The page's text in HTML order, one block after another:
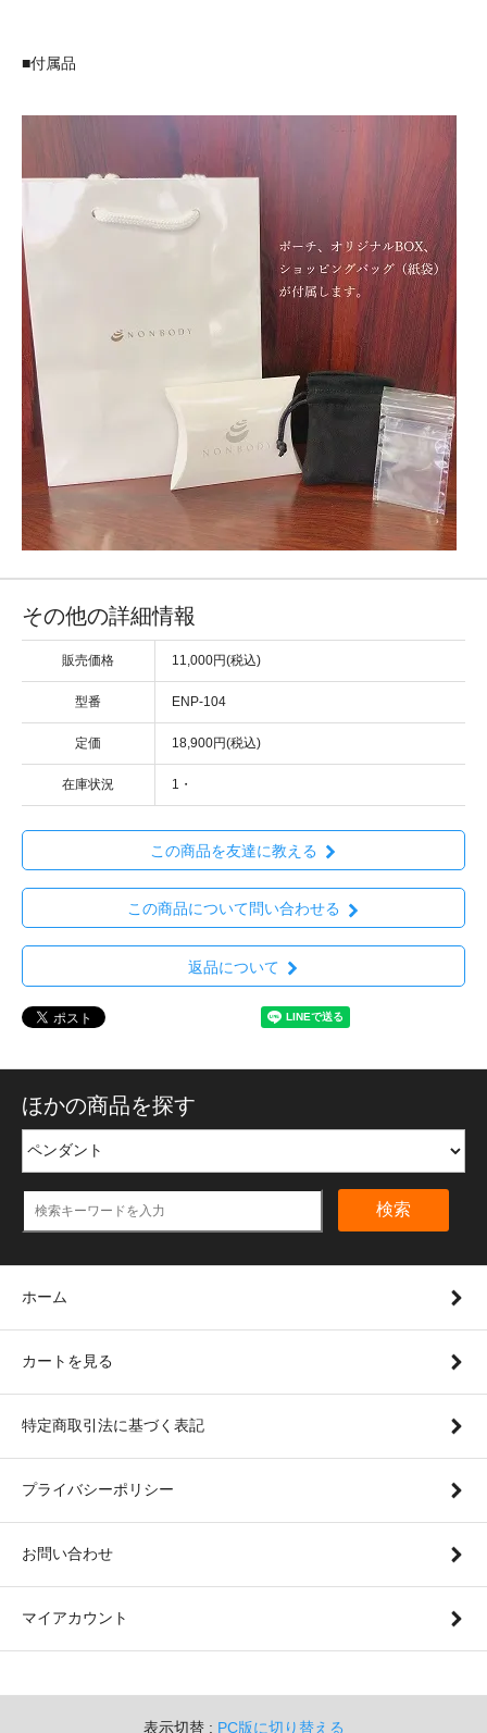
■付属品
その他の詳細情報
販売価格 11,000円(税込)
型番 ENP-104
定価 18,900円(税込)
在庫状況 1・
この商品を友達に教える
この商品について問い合わせる
返品について
ほかの商品を探す
検索
ホーム
カートを見る
特定商取引法に基づく表記
プライバシーポリシー
お問い合わせ
マイアカウント
表示切替 : PC版に切り替える